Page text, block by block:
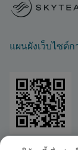
แผนผังเว็บไซต์ก